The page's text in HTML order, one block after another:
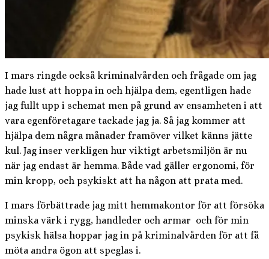
I mars ringde också kriminalvården och frågade om jag
hade lust att hoppa in och hjälpa dem, egentligen hade
jag fullt upp i schemat men på grund av ensamheten i att
vara egenföretagare tackade jag ja. Så jag kommer att
hjälpa dem några månader framöver vilket känns jätte
kul. Jag inser verkligen hur viktigt arbetsmiljön är nu
när jag endast är hemma. Både vad gäller ergonomi, för
min kropp, och psykiskt att ha någon att prata med.
I mars förbättrade jag mitt hemmakontor för att försöka
minska värk i rygg, handleder och armar och för min
psykisk hälsa hoppar jag in på kriminalvården för att få
möta andra ögon att speglas i.